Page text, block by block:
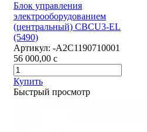
Блок управления
электрооборудованием
(центральный) CBCU3-EL
(5490)
Артикул: -А2С1190710001
56 000,00 c
Купить
Быстрый просмотр